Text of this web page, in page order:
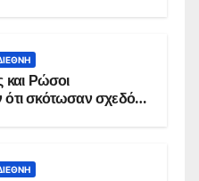
και Ρώσοι
σκότωσαν σχεδόν